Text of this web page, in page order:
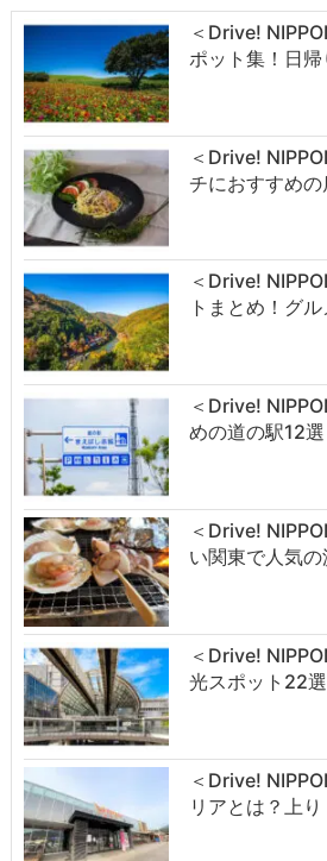
＜Drive!
ポット集！日
＜Drive!
チにおすすめ
＜Drive!
トまとめ！グ
＜Drive!
めの道の駅12
＜Drive!
い関東で人気の
＜Drive!
光スポット22
＜Drive!
リアとは？上